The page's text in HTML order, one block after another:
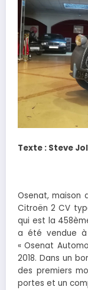
Texte : Steve
Osenat, maison
Citroën 2 CV
qui est la
a été vendue à
« Osenat
2018. Dans un
des premiers
portes et un